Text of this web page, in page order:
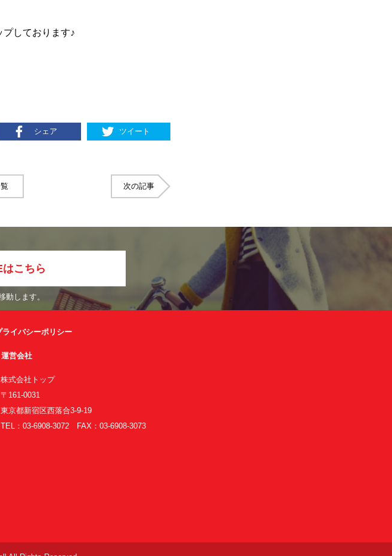
しております♪
シェア ツイート
次の記事
こちら
動します。
ライバシーポリシー
営会社
株式会社トップ
〒161-0031
東京都新宿区西落合3-9-19
TEL：03-6908-3072 FAX：03-6908-3073